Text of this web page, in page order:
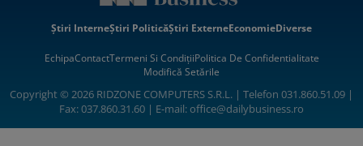
Știri InterneȘtiri PoliticăȘtiri ExterneEconomieDiverse
EchipaContactTermeni Si CondițiiPolitica De Confidentialitate
Modifică Setările
Copyright © 2026 RIDZONE COMPUTERS S.R.L. | Telefon 031.860.51.09 |
Fax: 037.860.31.60 | E-mail:office@dailybusiness.ro